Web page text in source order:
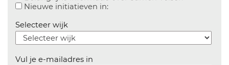
Nieuwe initiatieven in:Aanvinken om informatie over
Selecteer wijk
Vul je e-mailadres in